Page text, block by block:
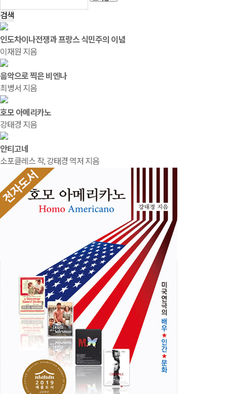
검색
인도차이나전쟁과 프랑스 식민주의 이념
이재원 지음
음악으로 찍은 비엔나
최병서 지음
호모 아메리카노
강태경 지음
안티고네
소포클레스 작, 강태경 역저 지음